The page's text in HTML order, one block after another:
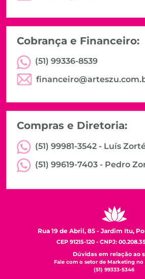
Cobrança e Financeiro:
(51) 99336-8539
Compras e Diretoria:
(51) 99981-3542 - Luís
(51) 99619-7403 - Pedro
Rua 19 de Abril, 85 - Jardim Itu,
CEP 91215-120 - CNPJ:
Dúvidas em relação ao
Fale com o setor de Marketing
(51) 99333-5346